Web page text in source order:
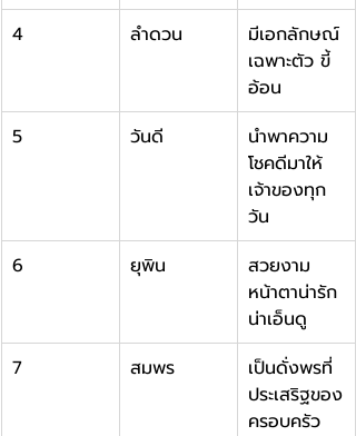
4
ลำดวน
มีเอกลักษณ์
เฉพาะตัว ขี้
อ้อน
5
วันดี
นำพาความ
โชคดีมาให้
เจ้าของทุก
วัน
6
ยุพิน
สวยงาม
หน้าตาน่ารัก
น่าเอ็นดู
7
สมพร
เป็นดั่งพรที่
ประเสริฐของ
ครอบครัว